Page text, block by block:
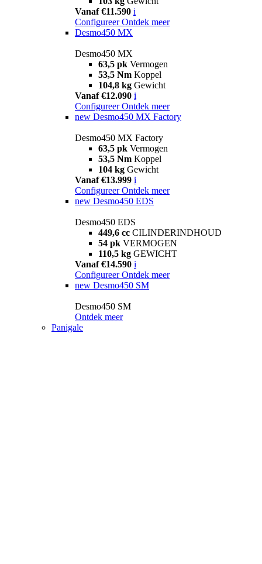
Vanaf €11.590 i
Configureer Ontdek meer
Desmo450 MX
Desmo450 MX
63,5 pk Vermogen
53,5 Nm Koppel
104,8 kg Gewicht
Vanaf €12.090 i
Configureer Ontdek meer
new Desmo450 MX Factory
Desmo450 MX Factory
63,5 pk Vermogen
53,5 Nm Koppel
104 kg Gewicht
Vanaf €13.999 i
Configureer Ontdek meer
new Desmo450 EDS
Desmo450 EDS
449,6 cc CILINDERINDHOUD
54 pk VERMOGEN
110,5 kg GEWICHT
Vanaf €14.590 i
Configureer Ontdek meer
new Desmo450 SM
Desmo450 SM
Ontdek meer
Panigale